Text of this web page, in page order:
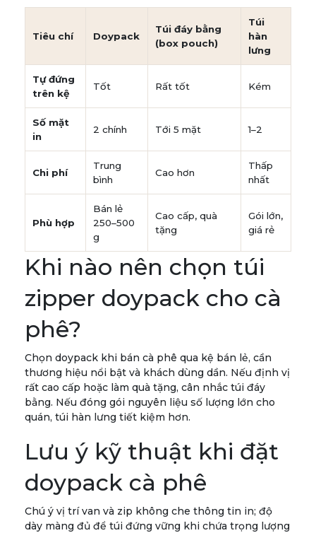
Tiêu chí Doypack
Túi đáy bằng
(box pouch)
Túi
hàn
lưng
Tự đứng
trên kệ
Tốt Rất tốt Kém
Số mặt
in
2 chính Tới 5 mặt 1–2
Chi phí
Trung
bình
Cao hơn
Thấp
nhất
Phù hợp
Bán lẻ
250–500
g
Cao cấp, quà
tặng
Gói lớn,
giá rẻ
Khi nào nên chọn túi
zipper doypack cho cà
phê?
Chọn doypack khi bán cà phê qua kệ bán lẻ, cần
thương hiệu nổi bật và khách dùng dần. Nếu định vị
rất cao cấp hoặc làm quà tặng, cân nhắc túi đáy
bằng. Nếu đóng gói nguyên liệu số lượng lớn cho
quán, túi hàn lưng tiết kiệm hơn.
Lưu ý kỹ thuật khi đặt
doypack cà phê
Chú ý vị trí van và zip không che thông tin in; độ
dày màng đủ để túi đứng vững khi chứa trọng lượng